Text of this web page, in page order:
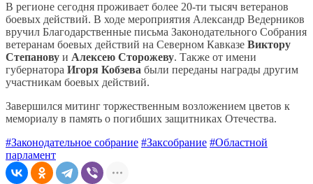
В регионе сегодня проживает более 20-ти тысяч ветеранов
боевых действий. В ходе мероприятия Александр Ведерников
вручил Благодарственные письма Законодательного Собрания
ветеранам боевых действий на Северном Кавказе Виктору
Степанову и Алексею Сторожеву. Также от имени
губернатора Игоря Кобзева были переданы награды другим
участникам боевых действий.
Завершился митинг торжественным возложением цветов к
мемориалу в память о погибших защитниках Отечества.
#Законодательное собрание #Заксобрание #Областной
парламент